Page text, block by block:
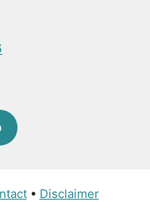
• Disclaimer